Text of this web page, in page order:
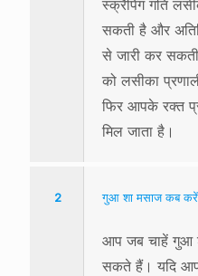
स्क्रैपिंग गति
सकती है और
से जारी कर
को लसीका
फिर आपके रक्त
मिल जाता है।
2 गुआ शा मसाज कब करें,
आप जब चाहें गुआ
सकते हैं। यदि आप